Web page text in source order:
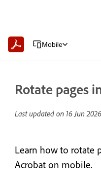
Mobile
Rotate pages
Last updated on 16 Jun 2026
Learn how to rotate
Acrobat on mobile.